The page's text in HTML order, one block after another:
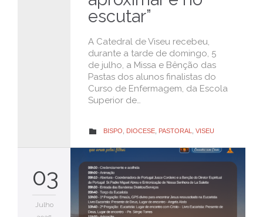
escutar”
A Catedral de Viseu recebeu,
durante a tarde de domingo, 5
de julho, a Missa e Bênção das
Pastas dos alunos finalistas do
Curso de Enfermagem, da Escola
Superior de…
 CATEGORY
BISPO DIOCESE PASTORAL VISEU
03
Julho